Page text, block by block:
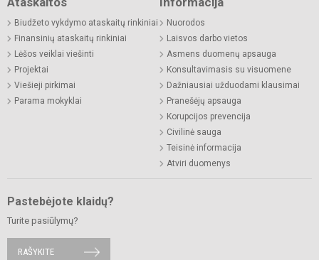
Biudžeto vykdymo ataskaitų rinkiniai
Finansinių ataskaitų rinkiniai
Lėšos veiklai viešinti
Projektai
Viešieji pirkimai
Parama mokyklai
Nuorodos
Laisvos darbo vietos
Asmens duomenų apsauga
Konsultavimasis su visuomene
Dažniausiai užduodami klausimai
Pranešėjų apsauga
Korupcijos prevencija
Civilinė sauga
Teisinė informacija
Atviri duomenys
Pastebėjote klaidų?
Turite pasiūlymų?
RAŠYKITE